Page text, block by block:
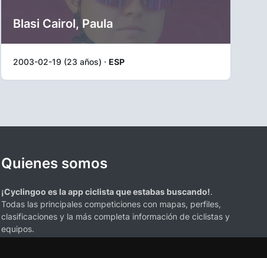
Blasi Cairol, Paula
2003-02-19 (23 años) · ESP
Quienes somos
¡Cyclingoo es la app ciclista que estabas buscando!.
Todas las principales competiciones con mapas, perfiles,
clasificaciones y la más completa información de ciclistas y
equipos.